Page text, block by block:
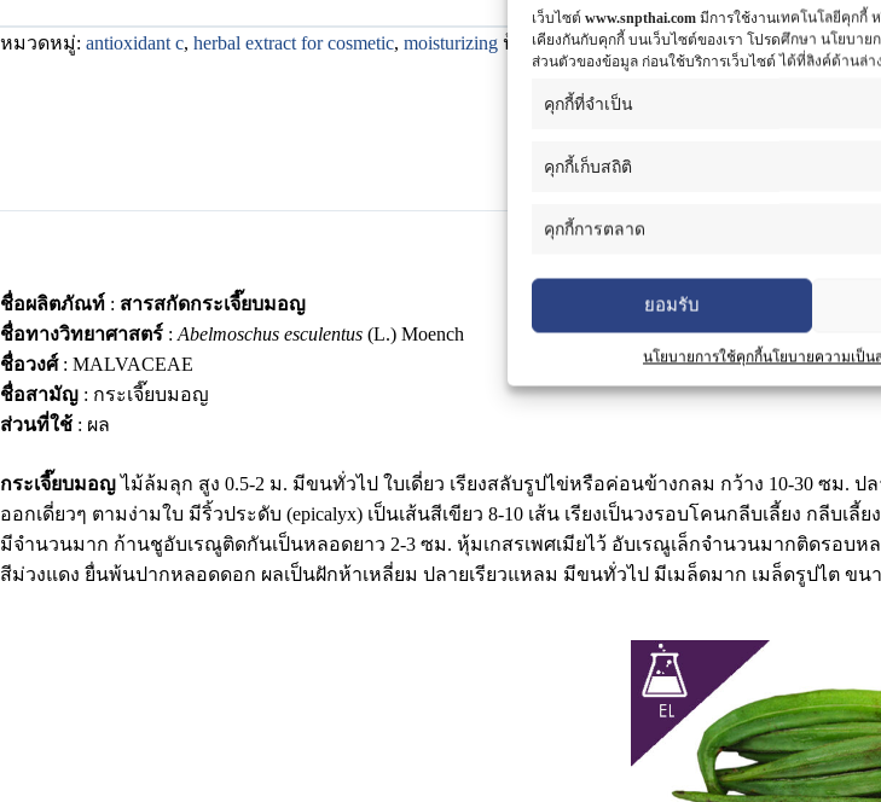
เว็บไซต์ www.snpthai.com มีการใช้งานเทคโนโลยีคุกกี้
เคียงกันกับคุกกี้ บนเว็บไซต์ของเรา โปรดศึกษา นโยบา
ส่วนตัวของข้อมูล ก่อนใช้บริการเว็บไซต์ ได้ที่ลิงค์ด้านล่าง
คุกกี้ที่จำเป็น
คุกกี้เก็บสถิติ
คุกกี้การตลาด
ยอมรับ
นโยบายการใช้คุกกี้นโยบายความเป็
หมวดหมู่: antioxidant c, herbal extract for cosmetic, moisturizing ป้ายกำกับ:Antioxidant,Moisturizing
ชื่อผลิตภัณท์ : สารสกัดกระเจี๊ยบมอญ
ชื่อทางวิทยาศาสตร์ : Abelmoschus esculentus (L.) Moench
ชื่อวงศ์: MALVACEAE
ชื่อสามัญ : กระเจี๊ยบมอญ
ส่วนที่ใช้ : ผล
กระเจี๊ยบมอญไม้ล้มลุก สูง 0.5-2 ม. มีขนทั่วไป ใบเดี่ยว เรียงสลับรูปไข่หรือค่อนข้างกลม กว้าง 10-30 ซม.
ออกเดี่ยวๆ ตามง่ามใบ มีริ้วประดับ (epicalyx) เป็นเส้นสีเขียว 8-10 เส้น เรียงเป็นวงรอบโคนกลีบเลี้ยง กลี
มีจำนวนมาก ก้านชูอับเรณูติดกันเป็นหลอดยาว 2-3 ซม. หุ้มเกสรเพศเมียไว้ อับเรณูเล็กจำนวนมากติดรอบห
สีม่วงแดง ยื่นพ้นปากหลอดดอก ผลเป็นฝักห้าเหลี่ยม ปลายเรียวแหลม มีขนทั่วไป มีเมล็ดมาก เมล็ดรูปไต ขน